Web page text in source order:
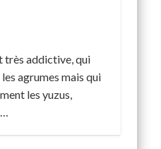
très addictive, qui
agrumes mais qui
les yuzus,